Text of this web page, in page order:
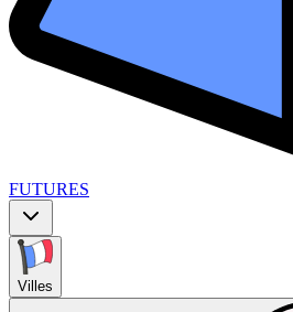
FUTURES
Villes